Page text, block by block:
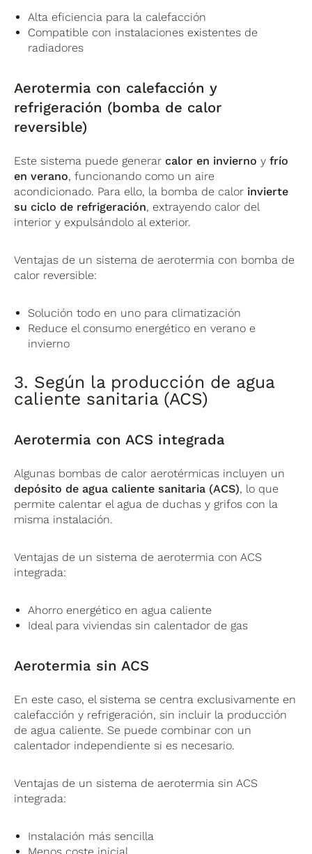
Alta eficiencia para la calefacción
Compatible con instalaciones existentes de
radiadores
Aerotermia con calefacción y
refrigeración (bomba de calor
reversible)
Este sistema puede generarcalor en invierno yfrío
en verano, funcionando como un aire
acondicionado. Para ello, la bomba de calor invierte
su ciclo de refrigeración, extrayendo calor del
interior y expulsándolo al exterior.
Ventajas de un sistema de aerotermia con bomba de
calor reversible:
Solución todo en uno para climatización
Reduce el consumo energético en verano e
invierno
3. Según la producción de agua
caliente sanitaria (ACS)
Aerotermia con ACS integrada
Algunas bombas de calor aerotérmicas incluyen un
depósito de agua caliente sanitaria (ACS), lo que
permite calentar el agua de duchas y grifos con la
misma instalación.
Ventajas de un sistema de aerotermia con ACS
integrada:
Ahorro energético en agua caliente
Ideal para viviendas sin calentador de gas
Aerotermia sin ACS
En este caso, el sistema se centra exclusivamente en
calefacción y refrigeración, sin incluir la producción
de agua caliente. Se puede combinar con un
calentador independiente si es necesario.
Ventajas de un sistema de aerotermia sin ACS
integrada:
Instalación más sencilla